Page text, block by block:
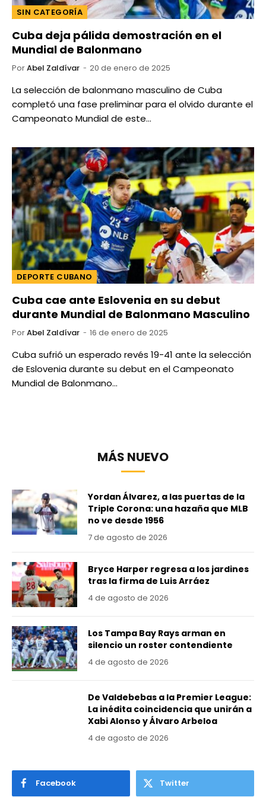
SIN CATEGORÍA
Cuba deja pálida demostración en el
Mundial de Balonmano
PorAbel Zaldívar 20 de enero de 2025
La selección de balonmano masculino de Cuba
completó una fase preliminar para el olvido durante el
Campeonato Mundial de este…
DEPORTE CUBANO
Cuba cae ante Eslovenia en su debut
durante Mundial de Balonmano Masculino
PorAbel Zaldívar 16 de enero de 2025
Cuba sufrió un esperado revés 19-41 ante la selección
de Eslovenia durante su debut en el Campeonato
Mundial de Balonmano…
MÁS NUEVO
Yordan Álvarez, a las puertas de la
Triple Corona: una hazaña que MLB
no ve desde 1956
7 de agosto de 2026
Bryce Harper regresa a los jardines
tras la firma de Luis Arráez
4 de agosto de 2026
Los Tampa Bay Rays arman en
silencio un roster contendiente
4 de agosto de 2026
De Valdebebas a la Premier League:
La inédita coincidencia que unirán a
Xabi Alonso y Álvaro Arbeloa
4 de agosto de 2026
Facebook Twitter